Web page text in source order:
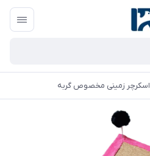
اسکرچر زمینی مخصوص گربه